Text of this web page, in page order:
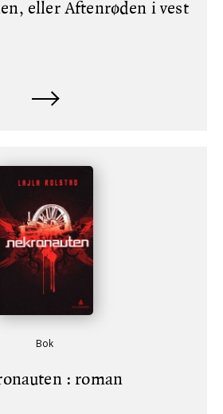
eller Aftenrøden i vest
Bok
: roman